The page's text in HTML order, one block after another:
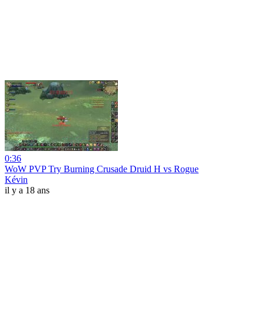
0:36
WoW PVP Try Burning Crusade Druid H vs Rogue
Kévin
il y a 18 ans